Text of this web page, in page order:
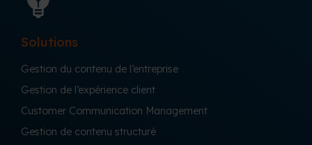
Solutions
Gestion du contenu de l’entreprise
Gestion de l’expérience client
Customer Communication Management
Gestion de contenu structuré